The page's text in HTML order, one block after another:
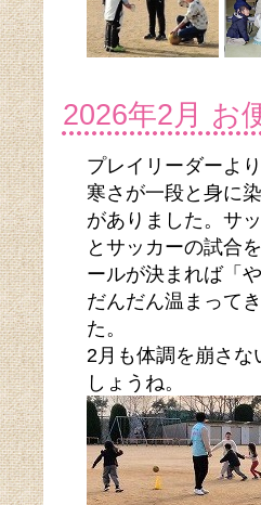
2026年2月 お
プレイリーダーより
寒さが一段と身に
がありました。サ
とサッカーの試合
ールが決まれば「
だんだん温まって
た。
2月も体調を崩さ
しょうね。